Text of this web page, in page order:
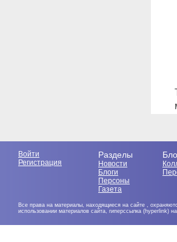
Войти
Регистрация
Разделы
Новости
Блоги
Персоны
Газета
Все права на материалы, находящиеся на сайте ,
использовании материалов сайта, гиперссылка (hyperlink)